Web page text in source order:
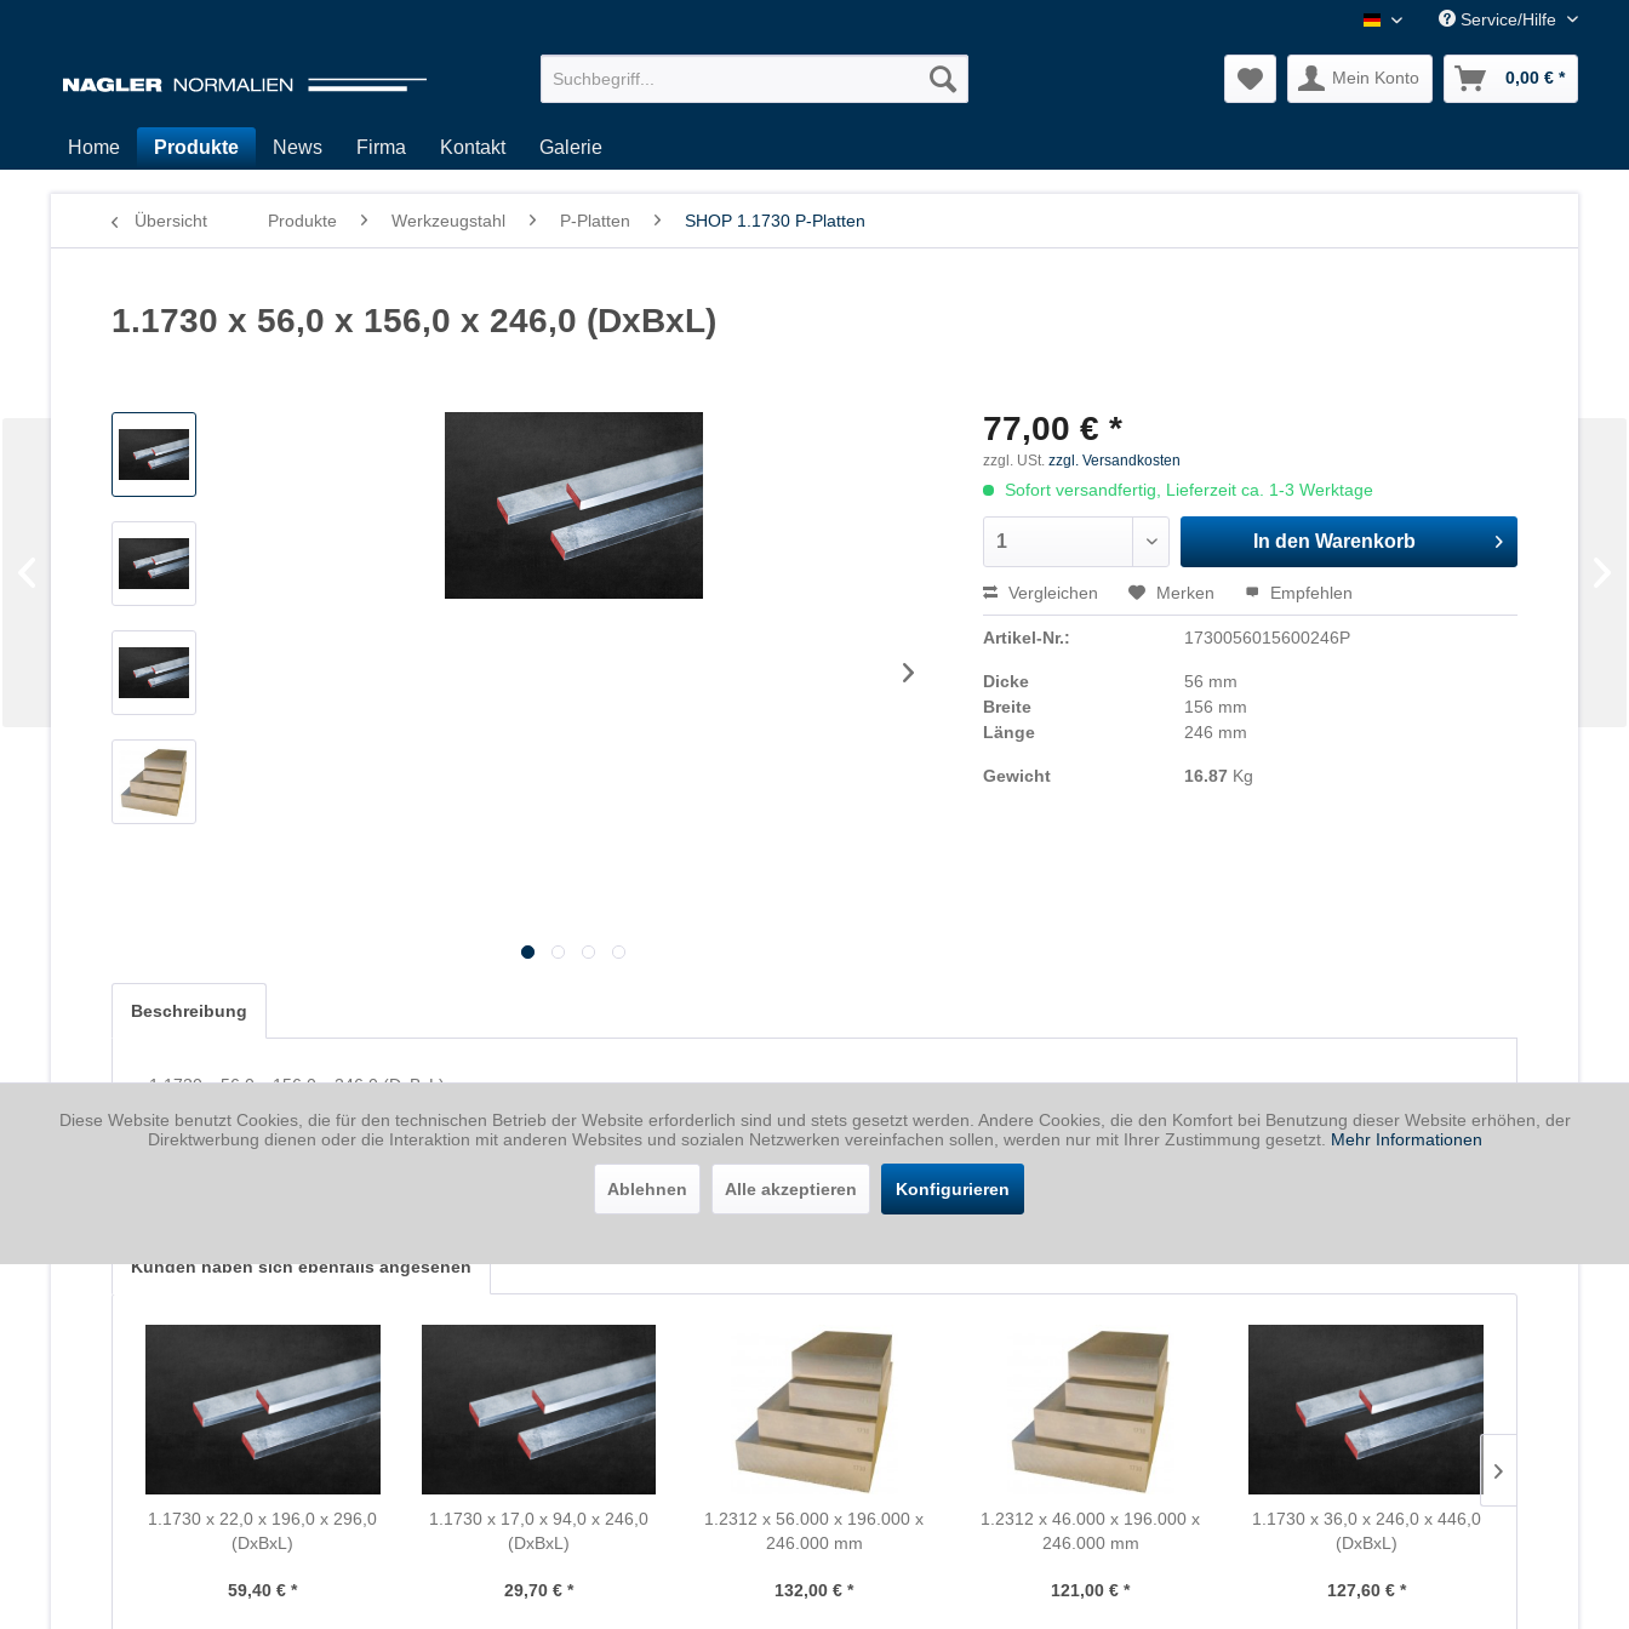
Nagler Normalien DE
Service/Hilfe
Mein Konto 0,00 € *
Home Produkte News Firma Kontakt Galerie
Übersicht Produkte Werkzeugstahl P-Platten SHOP 1.1730 P-Platten
1.1730 x 56,0 x 156,0 x 246,0 (DxBxL)
77,00 € *
zzgl. USt.zzgl. Versandkosten
Sofort versandfertig, Lieferzeit ca. 1-3 Werktage
In den Warenkorb
Vergleichen Merken Empfehlen
Artikel-Nr.: 1730056015600246P
Dicke
56 mm
Breite
156 mm
Länge
246 mm
Gewicht 16.87 Kg
Beschreibung
1.1730 x 56,0 x 156,0 x 246,0 (DxBxL)
Fragen zum Artikel?
Weitere Artikel von Nagler Normalien GmbH
Kunden haben sich ebenfalls angesehen
1.1730 x 22,0 x 196,0 x 296,0
(DxBxL)
59,40 € *
1.1730 x 17,0 x 94,0 x 246,0
(DxBxL)
29,70 € *
1.2312 x 56.000 x 196.000 x
246.000 mm
132,00 € *
1.2312 x 46.000 x 196.000 x
246.000 mm
121,00 € *
1.1730 x 36,0 x 246,0 x 446,0
(DxBxL)
127,60 € *
Diese Website benutzt Cookies, die für den technischen Betrieb der Website erforderlich sind und stets gesetzt werden. Andere Cookies, die den Komfort bei Benutzung dieser Website erhöhen, der
Direktwerbung dienen oder die Interaktion mit anderen Websites und sozialen Netzwerken vereinfachen sollen, werden nur mit Ihrer Zustimmung gesetzt. Mehr Informationen
Ablehnen Alle akzeptieren Konfigurieren